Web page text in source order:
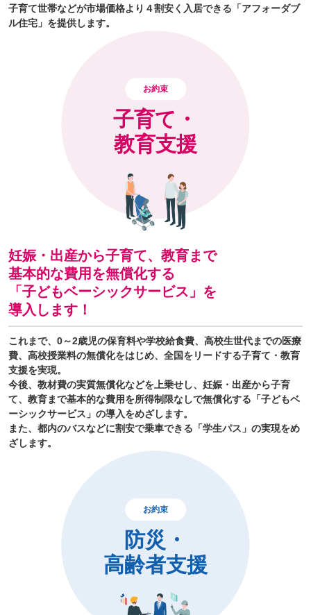
子育て世帯などが市場価格より４割安く入居できる「アフォーダブ
ル住宅」を提供します。
お約束
子育て・
教育支援
妊娠・出産から子育て、教育まで
基本的な費用を無償化する
「子どもベーシックサービス」を
導入します！
これまで、0～2歳児の保育料や学校給食費、高校生世代までの医療
費、高校授業料の無償化をはじめ、全国をリードする子育て・教育
支援を実現。
今後、教材費の実質無償化などを上乗せし、妊娠・出産から子育
て、教育まで基本的な費用を所得制限なしで無償化する「子どもベ
ーシックサービス」の導入をめざします。
また、都内のバスなどに割安で乗車できる「学生パス」の実現をめ
ざします。
お約束
防災・
高齢者支援